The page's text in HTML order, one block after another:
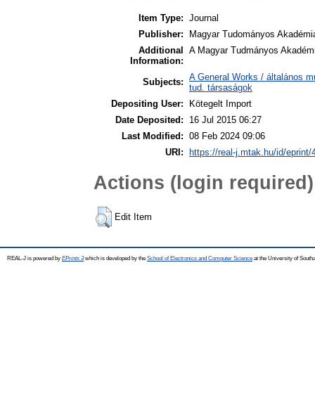
Item Type: Journal
Publisher:
Magyar Tudományos
Additional
Information:
A Magyar Tudmányos
Subjects: A General Works / általános
tud. társaságok
Depositing User:
Kötegelt Import
Date Deposited:
16 Jul 2015 06:27
Last Modified: 08 Feb 2024 09:06
URI: https://real-j.mtak.hu/id/eprint/
Actions (login required)
Edit Item
REAL-J is powered by EPrints 3which is developed by the School of Electronics and Computer Science at the University of